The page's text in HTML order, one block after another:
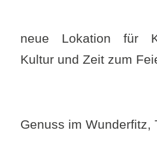
neue Lokation für
Kultur und Zeit zum
Genuss im Wunderfitz,